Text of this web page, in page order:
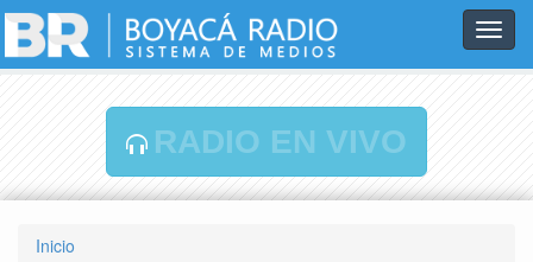
RADIO EN VIVO
Inicio